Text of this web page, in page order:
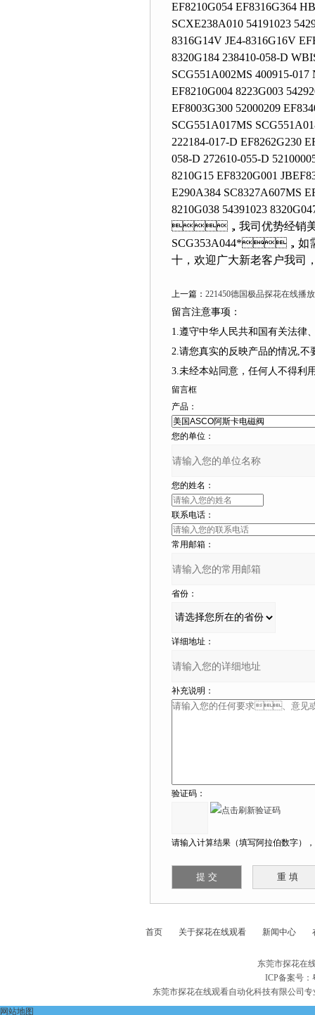
EF8210G054 EF8316G364
SCXE238A010 54191023
8316G14V JE4-8316G16V
8320G184 238410-058-D
SCG551A002MS 400915-017
EF8210G004 8223G003
EF8003G300 52000209
SCG551A017MS
222184-017-D EF8262G230
058-D 272610-055-D
8210G15 EF8320G001
E290A384 SC8327A607MS
8210G038 54391023
，我司优势经销美国
SCG353A044*，如需采
十，欢迎广大新老客户我司
上一篇： 221450德国极品探花在线播
留言注意事项：
1.遵守中华人民共和国有关法律
2.请您真实的反映产品的情况,不要捏
3.未经本站同意，任何人不得
留言框
产品：
您的单位：
您的姓名：
联系电话：
常用邮箱：
省份：
详细地址：
补充说明：
验证码：
请输入计算结果（填写阿拉伯数字），
首页 关于探花在线观看 新闻中心
东莞市探花在
ICP备案号：
东莞市探花在线观看自动化科技有限公司
网站地图